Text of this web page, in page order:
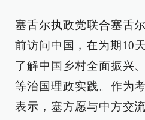
塞舌尔执政党联合塞舌
前访问中国，在为期10
了解中国乡村全面振兴
等治国理政实践。作为
表示，塞方愿与中方交